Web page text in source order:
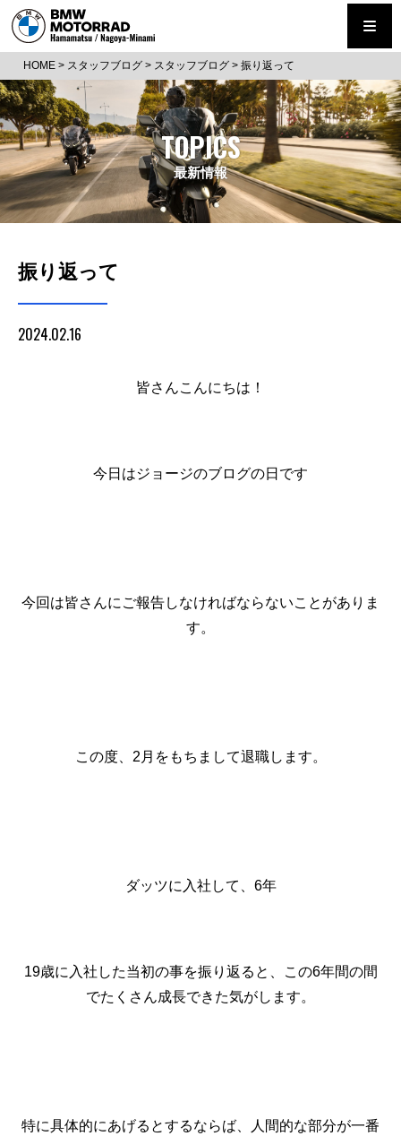
HOME > スタッフブログ > スタッフブログ > 振り返って
TOPICS
最新情報
振り返って
2024.02.16
皆さんこんにちは！
今日はジョージのブログの日です
今回は皆さんにご報告しなければならないことがありま
す。
この度、2月をもちまして退職します。
ダッツに入社して、6年
19歳に入社した当初の事を振り返ると、この6年間の間
でたくさん成長できた気がします。
特に具体的にあげるとするならば、人間的な部分が一番